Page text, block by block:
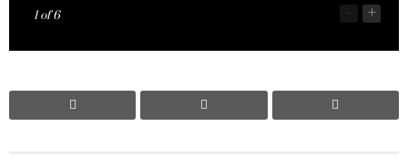
1of 6 - +